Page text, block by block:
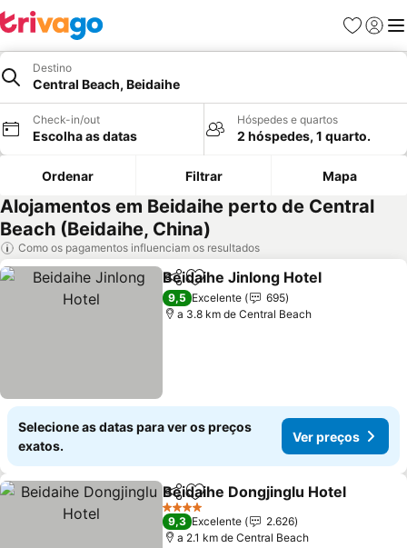
Favoritos
Iniciar
Destino
Central Beach, Beidaihe
Check-in/out
Escolha as datas
Hóspedes e quartos
2 hóspedes, 1 quarto.
Ordenar Filtrar Mapa
Alojamentos em Beidaihe perto de Central
Beach (Beidaihe, China)
Como os pagamentos influenciam os resultados
PartilharAdicionar aos favoritos
Beidaihe Jinlong Hotel
9,5 Excelente
695
a 3.8 km de Central Beach
Selecione as datas para ver os preços
exatos.
Ver preços
PartilharAdicionar aos favoritos
Beidaihe Dongjinglu Hotel
4 Estrelas
9,3 Excelente
2.626
a 2.1 km de Central Beach